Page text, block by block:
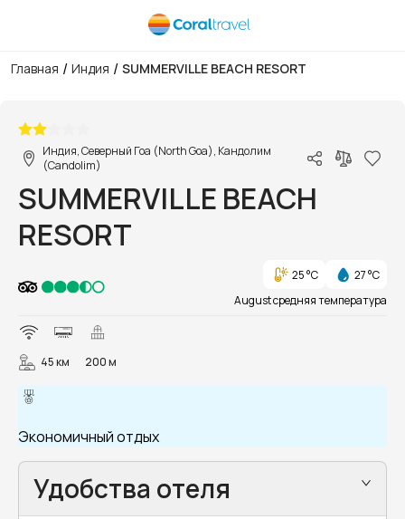
Главная / Индия / SUMMERVILLE BEACH RESORT
Индия, Северный Гоа (North Goa), Кандолим
(Candolim)
SUMMERVILLE BEACH
RESORT
25 °C
27 °C
August средняя температура
45 км 200 м
Экономичный отдых
Удобства отеля